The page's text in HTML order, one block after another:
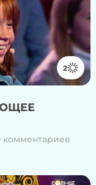
2
комментариев